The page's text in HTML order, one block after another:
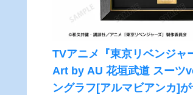
TVアニメ『東京リベンジャ
Art by AU 花垣武道 スーツ
ングラフ[アルマビアンカ]